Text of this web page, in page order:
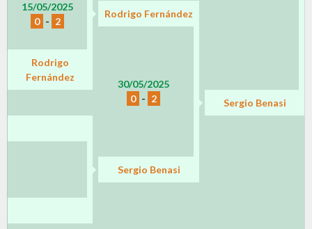
15/05/2025
0 - 2
Rodrigo Fernández
30/05/2025
0 - 2
Rodrigo
Fernández
Sergio Benasi
Sergio Benasi